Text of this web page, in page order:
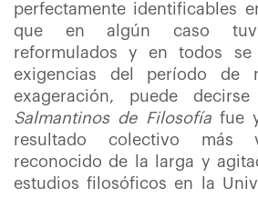
perfectamente identificables
que en algún caso
reformulados y en todos
exigencias del período de
exageración, puede
Salmantinos de Filosofíafue y
resultado colectivo más
reconocido de la larga y
estudios filosóficos en la